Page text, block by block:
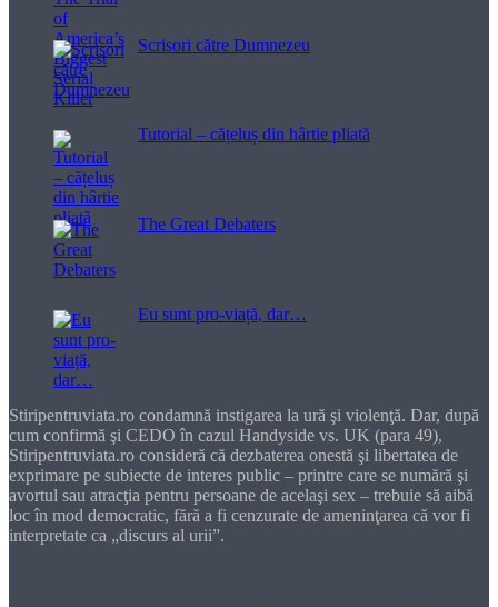
Scrisori către Dumnezeu
Tutorial – cățeluș din hârtie pliată
The Great Debaters
Eu sunt pro-viață, dar…
Stiripentruviata.ro condamnă instigarea la ură şi violenţă. Dar, după
cum confirmă şi CEDO în cazul Handyside vs. UK (para 49),
Stiripentruviata.ro consideră că dezbaterea onestă şi libertatea de
exprimare pe subiecte de interes public – printre care se numără şi
avortul sau atracţia pentru persoane de acelaşi sex – trebuie să aibă
loc în mod democratic, fără a fi cenzurate de ameninţarea că vor fi
interpretate ca „discurs al urii”.